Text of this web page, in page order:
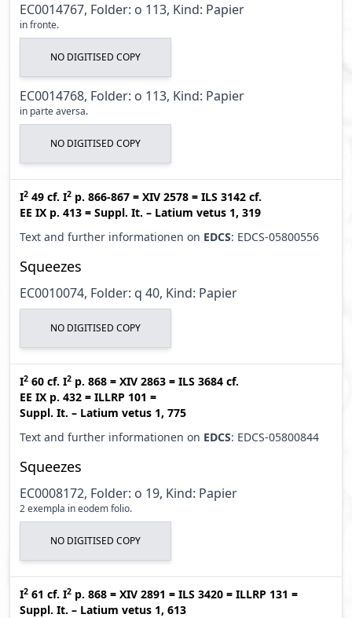
EC0014767, Folder: o 113, Kind: Papier
in fronte.
NO DIGITISED COPY
EC0014768, Folder: o 113, Kind: Papier
in parte aversa.
NO DIGITISED COPY
I2 49 cf. I2 p. 866-867 = XIV 2578 = ILS 3142 cf.
EE IX p. 413 = Suppl. It. – Latium vetus 1, 319
Text and further informationen on EDCS: EDCS-05800556
Squeezes
EC0010074, Folder: q 40, Kind: Papier
NO DIGITISED COPY
I2 60 cf. I2 p. 868 = XIV 2863 = ILS 3684 cf.
EE IX p. 432 = ILLRP 101 =
Suppl. It. – Latium vetus 1, 775
Text and further informationen on EDCS: EDCS-05800844
Squeezes
EC0008172, Folder: o 19, Kind: Papier
2 exempla in eodem folio.
NO DIGITISED COPY
I2 61 cf. I2 p. 868 = XIV 2891 = ILS 3420 = ILLRP 131 =
Suppl. It. – Latium vetus 1, 613